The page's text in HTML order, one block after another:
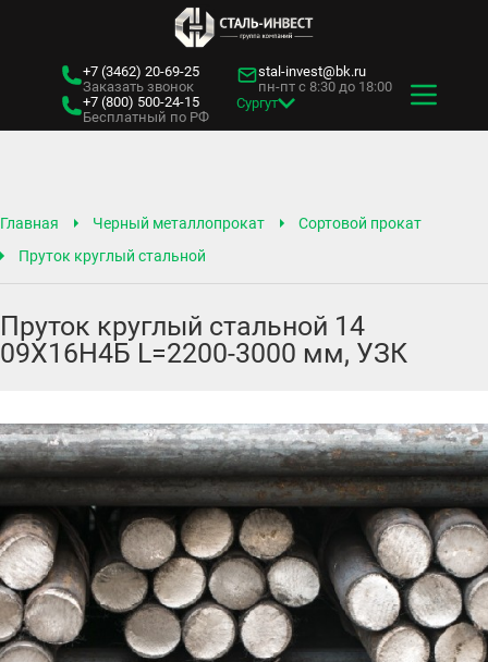
+7 (3462) 20-69-25
Заказать звонок
+7 (800) 500-24-15
Бесплатный по РФ
stal-invest@bk.ru
пн-пт с 8:30 до 18:00
Сургут
Главная Черный металлопрокат
Сортовой прокат
Пруток круглый стальной
Пруток круглый стальной 14
09Х16Н4Б L=2200-3000 мм, УЗК